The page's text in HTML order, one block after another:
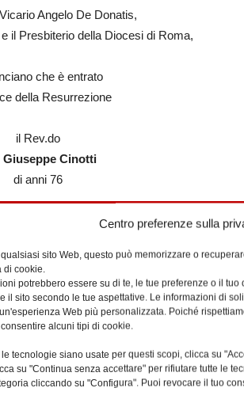
Centro preferenze sulla
sito Web, questo può memorizzare o
di cookie.
potrebbero essere su di te, le tue preferenze o il
il sito secondo le tue aspettative. Le informazioni di
Web più personalizzata. Poiché
alcuni tipi di cookie.
tecnologie siano usate per questi scopi, clicca su
su "Continua senza accettare" per rifiutare tutte le
cliccando su "Configura". Puoi revocare il tuo
Angelo De Donatis,
il Presbiterio della Diocesi di Roma,
che è entrato
della Resurrezione
il Rev.do
Giuseppe Cinotti
di anni 76
Parrocchia San Paolo della Croce
e fecondo servizio pastorale,
misericordioso di Dio
di suffragio dei fedeli,
sabato 5 febbraio 2022, alle ore 15.00,